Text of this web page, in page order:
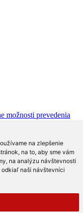
na zlepšenie
na to, aby sme vám
na analýzu návštevnosti
naši návštevníci
možnosti prevedenia
výhody?
priestor?
v kuchyni berú
rozhodne oslovia!